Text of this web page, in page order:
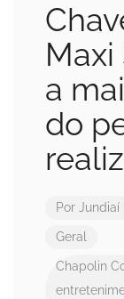
a
do
Por Jundiaí
Geral
Chapolin